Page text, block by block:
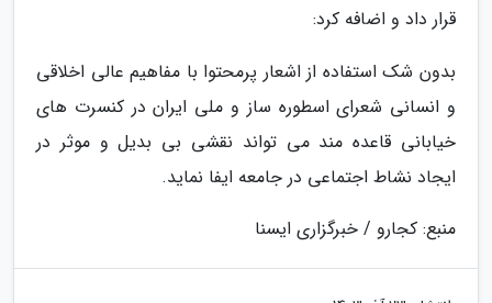
قرار داد و اضافه کرد:
بدون شک استفاده از اشعار پرمحتوا با مفاهیم عالی اخلاقی
و انسانی شعرای اسطوره ساز و ملی ایران در کنسرت های
خیابانی قاعده مند می تواند نقشی بی بدیل و موثر در
ایجاد نشاط اجتماعی در جامعه ایفا نماید.
منبع: کجارو / خبرگزاری ایسنا